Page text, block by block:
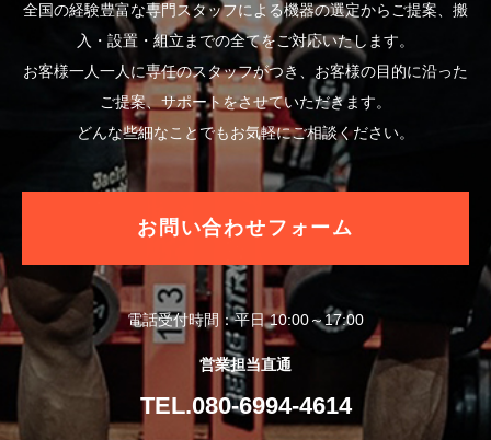
全国の経験豊富な専門スタッフによる機器の選定からご提案、搬
入・設置・組立までの全てをご対応いたします。
お客様一人一人に専任のスタッフがつき、お客様の目的に沿った
ご提案、サポートをさせていただきます。
どんな些細なことでもお気軽にご相談ください。
お問い合わせフォーム
電話受付時間：平日 10:00～17:00
営業担当直通
TEL.080-6994-4614